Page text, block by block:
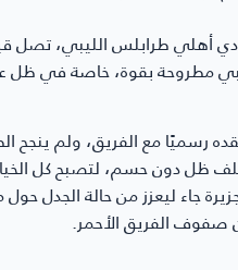
أهلي طرابلس الليبي،
مطروحة بقوة، خاصة في
رسميًا مع الفريق، ولم
ظل دون حسم، لتصبح كل
جاء ليعزز من حالة الجدل حول
صفوف الفريق الأحمر.